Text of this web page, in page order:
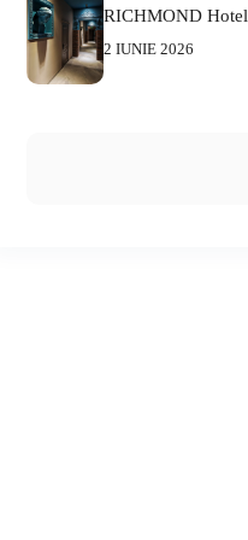
RICHMOND Hotel
2 IUNIE 2026